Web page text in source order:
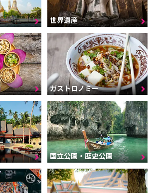
世界遺産
ガストロノミー
国立公園・歴史公園